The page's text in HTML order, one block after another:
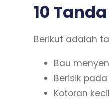
10
Berikut adalah
Bau
Berisik
Kotoran